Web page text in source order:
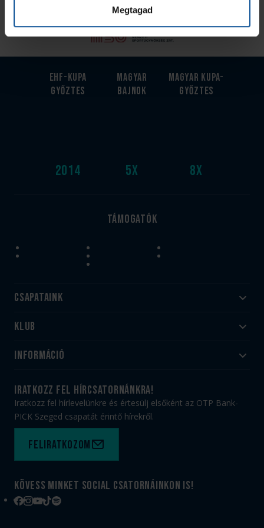
Megtagad
EHF-Kupa
győztes
2014
Magyar
bajnok
5x
Magyar kupa-
győztes
8x
Támogatók
Csapataink
Felnőtt
Utánpótlás
Klub
#HandballFamily
Munkatársaink
PICK Aréna
Sajtóakkreditáció
Információ
Jegy- és bérletvásárlás
Webshop
Adatvédelem
Felhasználási feltételek
Kapcsolat
iratkozz fel hírcsatornánkra!
Iratkozz fel hírlevelünkre és értesülj elsőként az OTP Bank-
PICK Szeged csapatát érintő hírekről.
Feliratkozom
Kövess minket social csatornáinkon is!
Facebook
Instagram
YouTube
TikTokSpotify